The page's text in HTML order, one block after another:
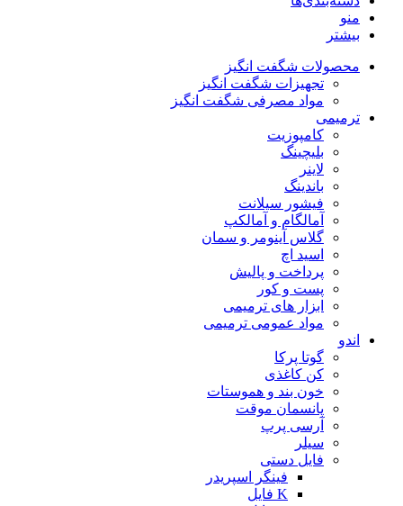
منو
بیشتر
محصولات شگفت انگیز
تجهیزات شگفت انگیز
مواد مصرفی شگفت انگیز
ترمیمی
کامپوزیت
بلیچینگ
لاینر
باندینگ
فیشور سیلانت
آمالگام و آمالکپ
گلاس آینومر و سمان
اسید اچ
پرداخت و پالیش
پست و کور
ابزار های ترمیمی
مواد عمومی ترمیمی
اندو
گوتا پرکا
کن کاغذی
خون بند و هموستات
پانسمان موقت
آرسی پرپ
سیلر
فایل دستی
فینگر اسپریدر
K فایل